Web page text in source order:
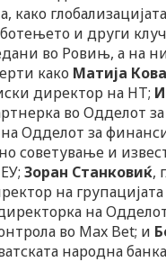
како
и други
во Ровињ, а на
како Матија
директор на HT;
во Одделот
Одделот за
советување и
Зоран Станковиќ,
на
на
во Max Bet; и
народна